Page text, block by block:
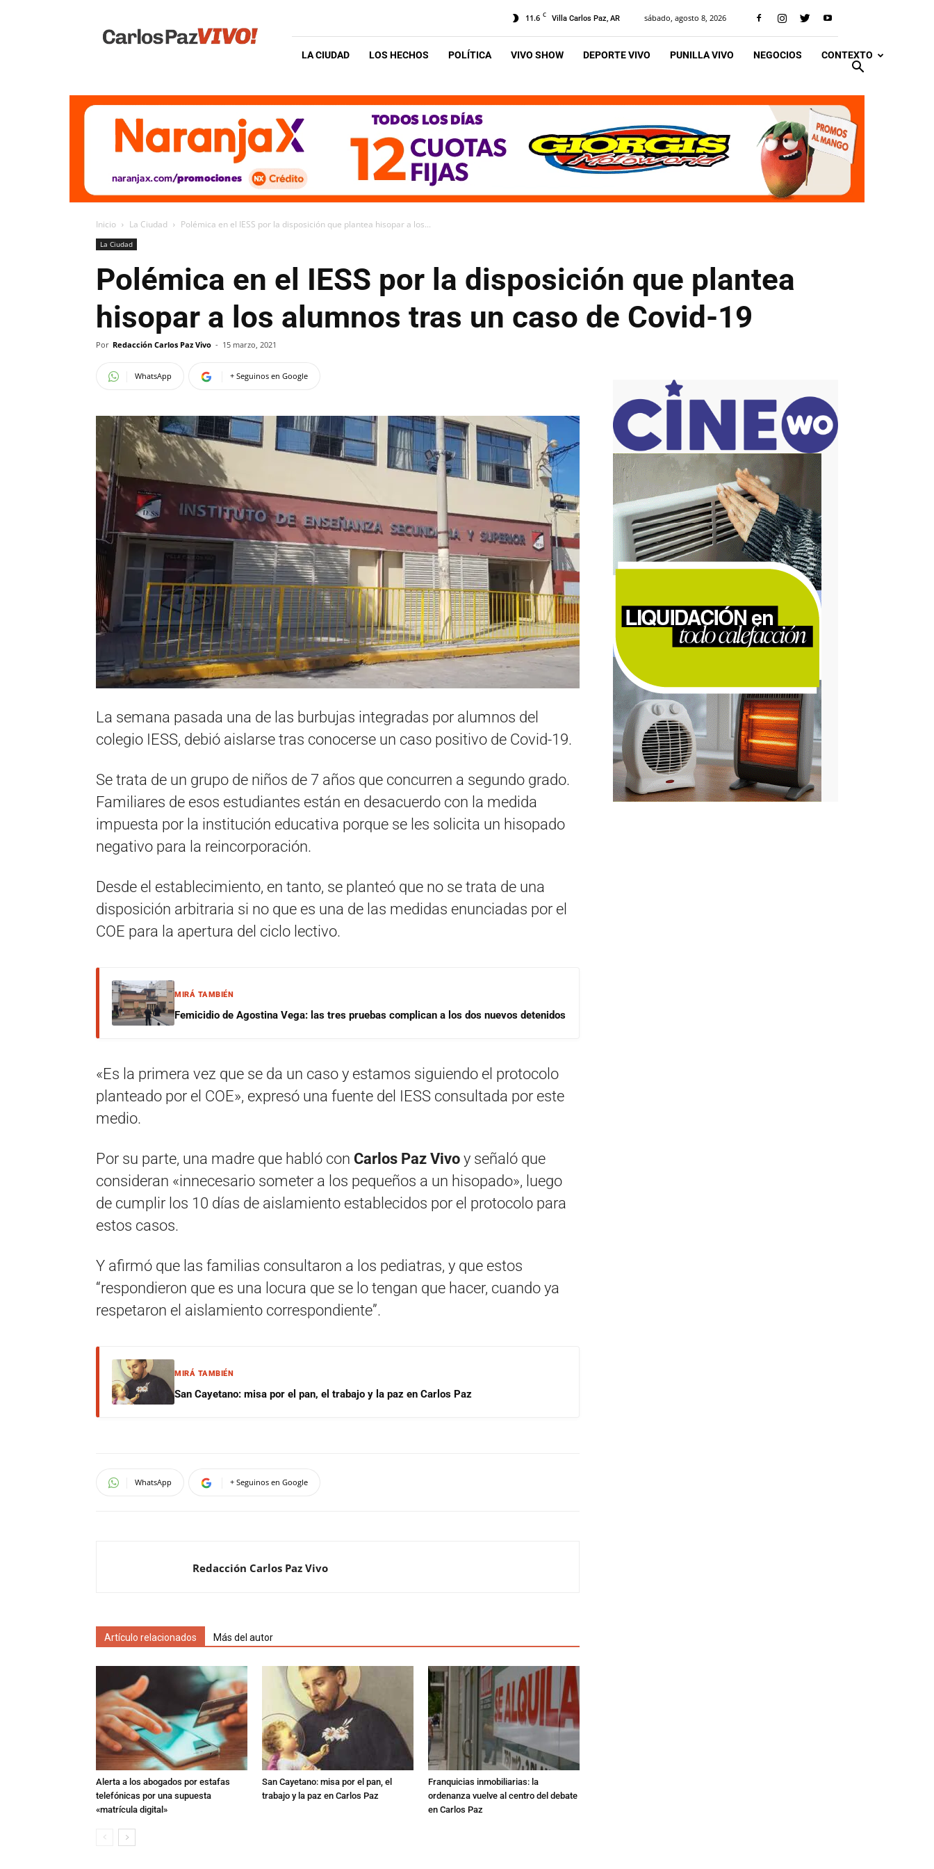
Vivo
11.6 C Villa Carlos Paz, AR sábado, agosto 8, 2026
LA CIUDAD LOS HECHOS POLÍTICA VIVO SHOW DEPORTE VIVO PUNILLA VIVO NEGOCIOS CONTEXTO
Inicio La Ciudad Polémica en el IESS por la disposición que plantea hisopar a los...
La Ciudad
Polémica en el IESS por la disposición que plantea
hisopar a los alumnos tras un caso de Covid-19
Por Redacción Carlos Paz Vivo - 15 marzo, 2021
WhatsApp + Seguinos en Google
La semana pasada una de las burbujas integradas por alumnos del
colegio IESS, debió aislarse tras conocerse un caso positivo de Covid-19.
Se trata de un grupo de niños de 7 años que concurren a segundo grado.
Familiares de esos estudiantes están en desacuerdo con la medida
impuesta por la institución educativa porque se les solicita un hisopado
negativo para la reincorporación.
Desde el establecimiento, en tanto, se planteó que no se trata de una
disposición arbitraria si no que es una de las medidas enunciadas por el
COE para la apertura del ciclo lectivo.
MIRÁ TAMBIÉN
Femicidio de Agostina Vega: las tres pruebas complican a los dos nuevos detenidos
«Es la primera vez que se da un caso y estamos siguiendo el protocolo
planteado por el COE», expresó una fuente del IESS consultada por este
medio.
Por su parte, una madre que habló con Carlos Paz Vivo y señaló que
consideran «innecesario someter a los pequeños a un hisopado», luego
de cumplir los 10 días de aislamiento establecidos por el protocolo para
estos casos.
Y afirmó que las familias consultaron a los pediatras, y que estos
“respondieron que es una locura que se lo tengan que hacer, cuando ya
respetaron el aislamiento correspondiente”.
MIRÁ TAMBIÉN
San Cayetano: misa por el pan, el trabajo y la paz en Carlos Paz
WhatsApp + Seguinos en Google
Redacción Carlos Paz Vivo
Artículo relacionados Más del autor
Alerta a los abogados por estafas
telefónicas por una supuesta
«matrícula digital»
San Cayetano: misa por el pan, el
trabajo y la paz en Carlos Paz
Franquicias inmobiliarias: la
ordenanza vuelve al centro del debate
en Carlos Paz